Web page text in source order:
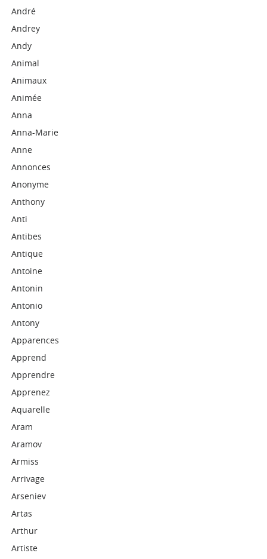
André
Andrey
Andy
Animal
Animaux
Animée
Anna
Anna-Marie
Anne
Annonces
Anonyme
Anthony
Anti
Antibes
Antique
Antoine
Antonin
Antonio
Antony
Apparences
Apprend
Apprendre
Apprenez
Aquarelle
Aram
Aramov
Armiss
Arrivage
Arseniev
Artas
Arthur
Artiste